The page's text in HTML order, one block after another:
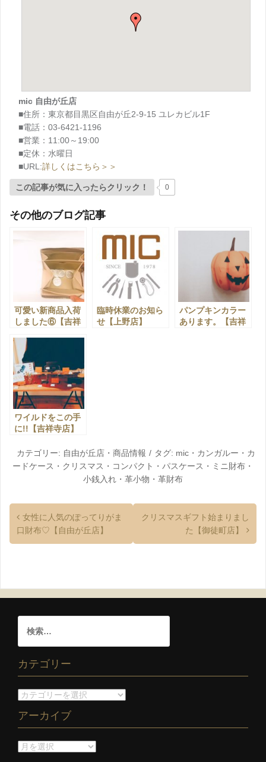
mic 自由が丘店
■住所：東京都目黒区自由が丘2-9-15 ユレカビル1F
■電話：03-6421-1196
■営業：11:00～19:00
■定休：水曜日
■URL:詳しくはこちら＞＞
この記事が気に入ったらクリック！ 0
その他のブログ記事
可愛い新商品入荷
しました⑥【吉祥
臨時休業のお知ら
せ【上野店】
パンプキンカラー
あります。【吉祥
ワイルドをこの手
に!!【吉祥寺店】
カテゴリー: 自由が丘店 ・ 商品情報 タグ: mic ・ カンガルー ・ カ
ードケース ・ クリスマス ・ コンパクト ・ パスケース ・ ミニ財布 ・
小銭入れ ・ 革小物 ・ 革財布
女性に人気のぽってりがま
口財布♡【自由が丘店】
クリスマスギフト始まりまし
た【御徒町店】
カテゴリー
アーカイブ